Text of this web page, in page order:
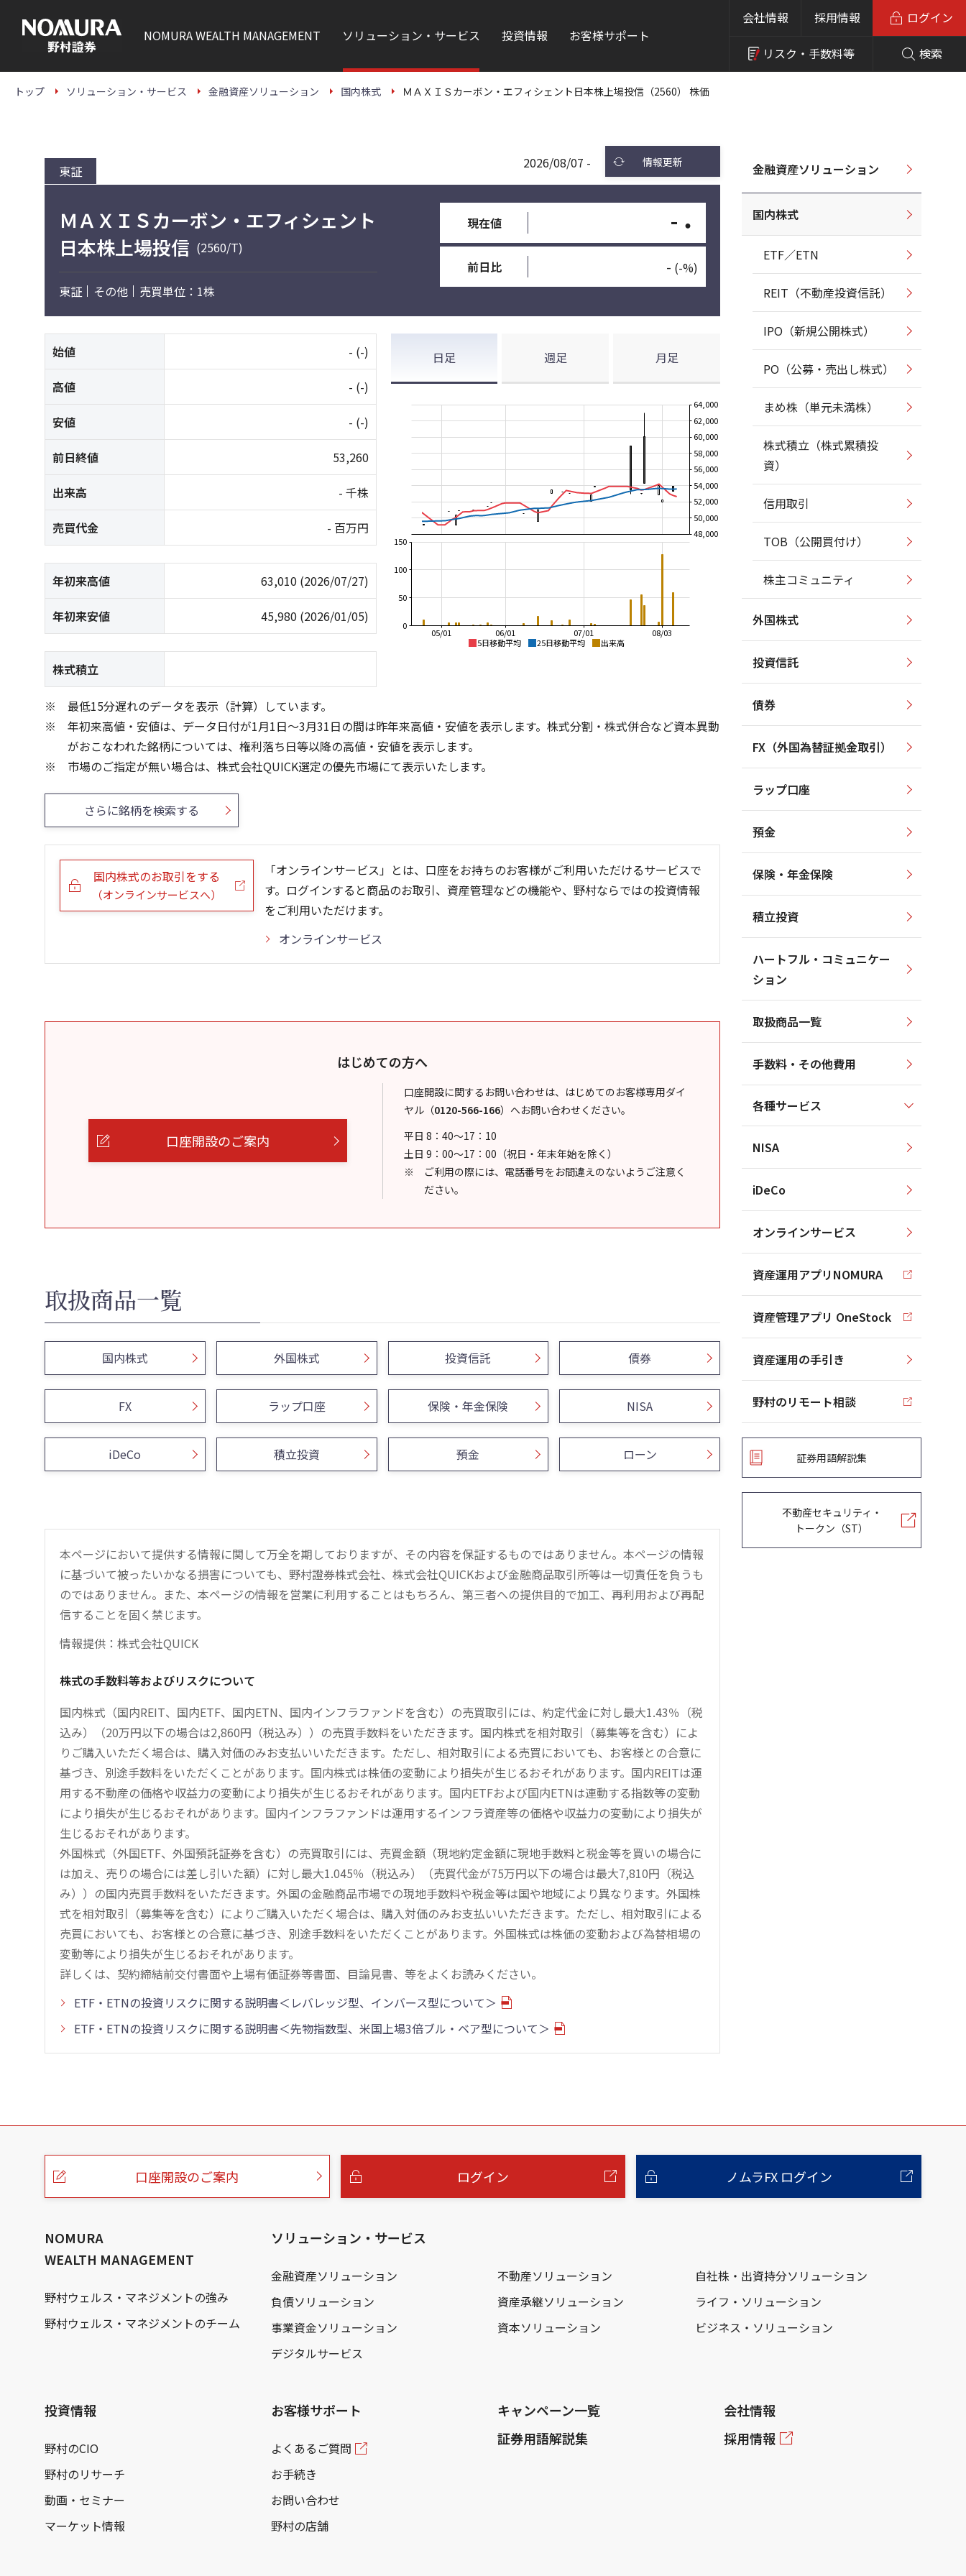
本
NOMURAWEALTH MANAGEMENT ソリューション・サービス 投資情報 お客様サポート
会社情報 採用情報
リスク・ 手数料等 検索
ログイン
トップ ソリューション・サービス 金融資産ソリューション 国内株式 ＭＡＸＩＳカーボン・エフィシェント日本株上場投信（2560） 株価
東証 2026/08/07 - 情報更新
ＭＡＸＩＳカーボン・エフィシェント
日本株上場投信 (2560/T)
東証 その他 売買単位：1株
現在値 - ・
前日比 - (-%)
始値 - (-)
高値 - (-)
安値 - (-)
前日終値 53,260
出来高 - 千株
売買代金 - 百万円
年初来高値 63,010 (2026/07/27)
年初来安値 45,980 (2026/01/05)
株式積立
日足 週足 月足
5日移動平均 25日移動平均 出来高
08/03
07/01
06/01
05/01
48,000
50,000
52,000
54,000
56,000
58,000
60,000
62,000
64,000
0
50
100
150
60,000
0
100
0
最低15分遅れのデータを表示（計算）しています。
年初来高値・安値は、データ日付が1月1日～3月31日の間は昨年来高値・安値を表示します。株式分割・株式併合など資本異動
がおこなわれた銘柄については、権利落ち日等以降の高値・安値を表示します。
市場のご指定が無い場合は、株式会社QUICK選定の優先市場にて表示いたします。
さらに銘柄を検索する
国内株式のお取引をする
（オンラインサービスへ）
「オンラインサービス」とは、口座をお持ちのお客様がご利用いただけるサービスで
す。ログインすると商品のお取引、資産管理などの機能や、野村ならではの投資情報
をご利用いただけます。
オンラインサービス
はじめての方へ
口座開設のご案内
口座開設に関するお問い合わせは、はじめてのお客様専用ダイ
ヤル （0120-566-166） へお問い合わせください。
平日 8：40～17：10
土日 9：00～17：00（祝日・年末年始を除く）
ご利用の際には、電話番号をお間違えのないようご注意く
ださい。
取扱商品一覧
国内株式 外国株式 投資信託 債券
FX ラップ口座 保険・年金保険 NISA
iDeCo 積立投資 預金 ローン
本ページにおいて提供する情報に関して万全を期しておりますが、その内容を保証するものではありません。本ページの情報
に基づいて被ったいかなる損害についても、野村證券株式会社、株式会社QUICKおよび金融商品取引所等は一切責任を負うも
のではありません。また、本ページの情報を営業に利用することはもちろん、第三者への提供目的で加工、再利用および再配
信することを固く禁じます。
情報提供：株式会社QUICK
株式の手数料等およびリスクについて
国内株式（国内REIT、国内ETF、国内ETN、国内インフラファンドを含む）の売買取引には、約定代金に対し最大1.43％（税
込み）（20万円以下の場合は2,860円（税込み））の売買手数料をいただきます。国内株式を相対取引（募集等を含む）によ
りご購入いただく場合は、購入対価のみお支払いいただきます。ただし、相対取引による売買においても、お客様との合意に
基づき、別途手数料をいただくことがあります。国内株式は株価の変動により損失が生じるおそれがあります。国内REITは運
用する不動産の価格や収益力の変動により損失が生じるおそれがあります。国内ETFおよび国内ETNは連動する指数等の変動
により損失が生じるおそれがあります。国内インフラファンドは運用するインフラ資産等の価格や収益力の変動により損失が
生じるおそれがあります。
外国株式（外国ETF、外国預託証券を含む）の売買取引には、売買金額（現地約定金額に現地手数料と税金等を買いの場合に
は加え、売りの場合には差し引いた額）に対し最大1.045％（税込み）（売買代金が75万円以下の場合は最大7,810円（税込
み））の国内売買手数料をいただきます。外国の金融商品市場での現地手数料や税金等は国や地域により異なります。外国株
式を相対取引（募集等を含む）によりご購入いただく場合は、購入対価のみお支払いいただきます。ただし、相対取引による
売買においても、お客様との合意に基づき、別途手数料をいただくことがあります。外国株式は株価の変動および為替相場の
変動等により損失が生じるおそれがあります。
詳しくは、契約締結前交付書面や上場有価証券等書面、目論見書、等をよくお読みください。
ETF・ETNの投資リスクに関する説明書＜レバレッジ型、インバース型について＞
ETF・ETNの投資リスクに関する説明書＜先物指数型、米国上場3倍ブル・ベア型について＞
金融資産ソリューション
国内株式
ETF／ETN
REIT（不動産投資信託）
IPO（新規公開株式）
PO（公募・売出し株式）
まめ株（単元未満株）
株式積立（株式累積投
資）
信用取引
TOB（公開買付け）
株主コミュニティ
外国株式
投資信託
債券
FX（外国為替証拠金取引）
ラップ口座
預金
保険・年金保険
積立投資
ハートフル・コミュニケー
ション
取扱商品一覧
手数料・その他費用
各種サービス
NISA
iDeCo
オンラインサービス
資産運用アプリNOMURA
資産管理アプリ OneStock
資産運用の手引き
野村のリモート相談
証券用語解説集
不動産セキュリティ・
トークン（ST）
こ
口座開設のご案内 ログイン ノムラFX ログイン
NOMURA
WEALTH MANAGEMENT
野村ウェルス・マネジメントの強み
野村ウェルス・マネジメントのチーム
ソリューション・サービス
金融資産ソリューション 不動産ソリューション
自社株・出資持分ソリューション
負債ソリューション
資産承継ソリューション
ライフ・ソリューション
事業資金ソリューション
資本ソリューション
ビジネス・ソリューション
デジタルサービス
投資情報
野村のCIO
野村のリサーチ
動画・セミナー
マーケット情報
お客様サポート
よくあるご質問
お手続き
お問い合わせ
野村の店舗
キャンペーン一覧
証券用語解説集
会社情報
採用情報